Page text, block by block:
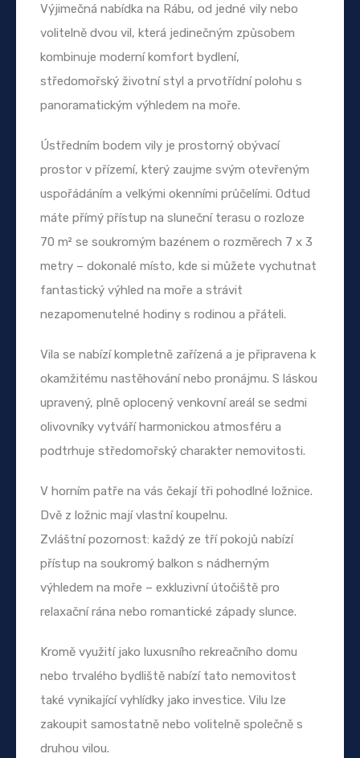
Výjimečná nabídka na Rábu, od jedné vily nebo
volitelně dvou vil, která jedinečným způsobem
kombinuje moderní komfort bydlení,
středomořský životní styl a prvotřídní polohu s
panoramatickým výhledem na moře.
Ústředním bodem vily je prostorný obývací
prostor v přízemí, který zaujme svým otevřeným
uspořádáním a velkými okenními průčelími. Odtud
máte přímý přístup na sluneční terasu o rozloze
70 m² se soukromým bazénem o rozměrech 7 x 3
metry – dokonalé místo, kde si můžete vychutnat
fantastický výhled na moře a strávit
nezapomenutelné hodiny s rodinou a přáteli.
Vila se nabízí kompletně zařízená a je připravena k
okamžitému nastěhování nebo pronájmu. S láskou
upravený, plně oplocený venkovní areál se sedmi
olivovníky vytváří harmonickou atmosféru a
podtrhuje středomořský charakter nemovitosti.
V horním patře na vás čekají tři pohodlné ložnice.
Dvě z ložnic mají vlastní koupelnu.
Zvláštní pozornost: každý ze tří pokojů nabízí
přístup na soukromý balkon s nádherným
výhledem na moře – exkluzivní útočiště pro
relaxační rána nebo romantické západy slunce.
Kromě využití jako luxusního rekreačního domu
nebo trvalého bydliště nabízí tato nemovitost
také vynikající vyhlídky jako investice. Vilu lze
zakoupit samostatně nebo volitelně společně s
druhou vilou.